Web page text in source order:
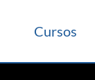
Cursos